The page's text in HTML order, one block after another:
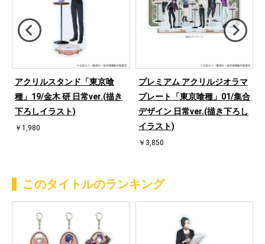
アクリルスタンド「東京喰
種」19/金木 研 日常ver.(描き
下ろしイラスト)
￥1,980
プレミアム アクリルジオラマ
プレート「東京喰種」01/集合
デザイン 日常ver.(描き下ろし
イラスト)
￥3,850
このタイトルのランキング